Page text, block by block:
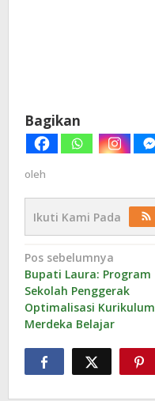
Bagikan
oleh
Ikuti Kami Pada
Navigasi
pos
Pos sebelumnya
Bupati Laura: Program
Sekolah Penggerak
Optimalisasi Kurikulum
Merdeka Belajar